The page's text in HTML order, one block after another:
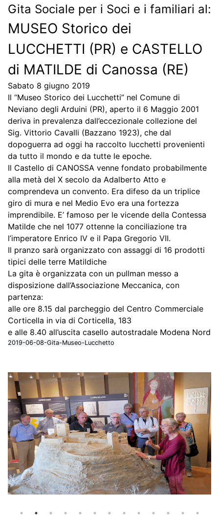
Gita Sociale per i Soci e i familiari al:
MUSEO Storico dei
LUCCHETTI (PR) e CASTELLO
di MATILDE di Canossa (RE)
Sabato 8 giugno 2019
Il “Museo Storico dei Lucchetti” nel Comune di
Neviano degli Arduini (PR), aperto il 6 Maggio 2001
deriva in prevalenza dall’eccezionale collezione del
Sig. Vittorio Cavalli (Bazzano 1923), che dal
dopoguerra ad oggi ha raccolto lucchetti provenienti
da tutto il mondo e da tutte le epoche.
Il Castello di CANOSSA venne fondato probabilmente
alla metà del X secolo da Adalberto Atto e
comprendeva un convento. Era difeso da un triplice
giro di mura e nel Medio Evo era una fortezza
imprendibile. E’ famoso per le vicende della Contessa
Matilde che nel 1077 ottenne la conciliazione tra
l’imperatore Enrico IV e il Papa Gregorio VII.
Il pranzo sarà organizzato con assaggi di 16 prodotti
tipici delle terre Matildiche
La gita è organizzata con un pullman messo a
disposizione dall’Associazione Meccanica, con
partenza:
alle ore 8.15 dal parcheggio del Centro Commerciale
Corticella in via di Corticella, 183
e alle 8.40 all’uscita casello autostradale Modena Nord
2019-06-08-Gita-Museo-Lucchetto